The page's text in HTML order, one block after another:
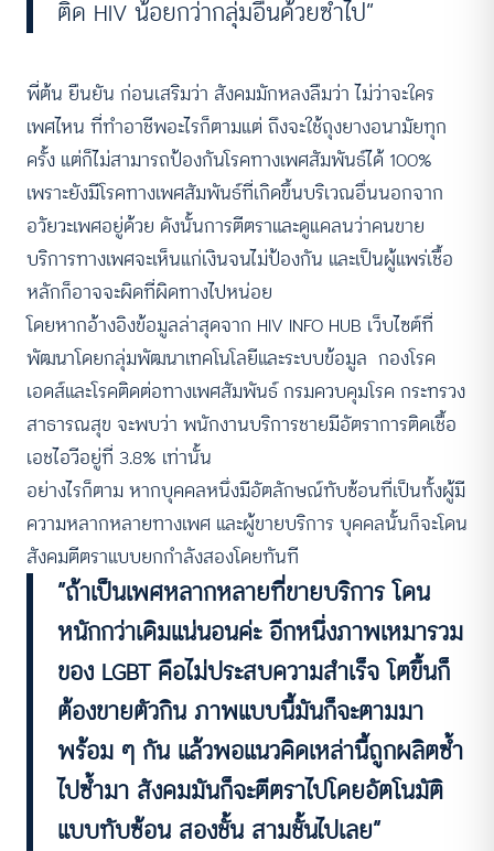
ติด HIV น้อยกว่ากลุ่มอื่นด้วยซ้ำไป”
พี่ต้น ยืนยัน ก่อนเสริมว่า สังคมมักหลงลืมว่า ไม่ว่าจะใคร
เพศไหน ที่ทำอาชีพอะไรก็ตามแต่ ถึงจะใช้ถุงยางอนามัยทุก
ครั้ง แต่ก็ไม่สามารถป้องกันโรคทางเพศสัมพันธ์ได้ 100%
เพราะยังมีโรคทางเพศสัมพันธ์ที่เกิดขึ้นบริเวณอื่นนอกจาก
อวัยวะเพศอยู่ด้วย ดังนั้นการตีตราและดูแคลนว่าคนขาย
บริการทางเพศจะเห็นแก่เงินจนไม่ป้องกัน และเป็นผู้แพร่เชื้อ
หลักก็อาจจะผิดที่ผิดทางไปหน่อย
โดยหากอ้างอิงข้อมูลล่าสุดจาก HIV INFO HUB เว็บไซต์ที่
พัฒนาโดยกลุ่มพัฒนาเทคโนโลยีและระบบข้อมูล กองโรค
เอดส์และโรคติดต่อทางเพศสัมพันธ์ กรมควบคุมโรค กระทรวง
สาธารณสุข จะพบว่า พนักงานบริการชายมีอัตราการติดเชื้อ
เอชไอวีอยู่ที่ 3.8% เท่านั้น
อย่างไรก็ตาม หากบุคคลหนึ่งมีอัตลักษณ์ทับซ้อนที่เป็นทั้งผู้มี
ความหลากหลายทางเพศ และผู้ขายบริการ บุคคลนั้นก็จะโดน
สังคมตีตราแบบยกกำลังสองโดยทันที
“ถ้าเป็นเพศหลากหลายที่ขายบริการ โดน
หนักกว่าเดิมแน่นอนค่ะ อีกหนึ่งภาพเหมารวม
ของ LGBT คือไม่ประสบความสำเร็จ โตขึ้นก็
ต้องขายตัวกิน ภาพแบบนี้มันก็จะตามมา
พร้อม ๆ กัน แล้วพอแนวคิดเหล่านี้ถูกผลิตซ้ำ
ไปซ้ำมา สังคมมันก็จะตีตราไปโดยอัตโนมัติ
แบบทับซ้อน สองชั้น สามชั้นไปเลย”